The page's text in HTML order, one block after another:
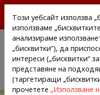
Този уебсайт използва
използваме
анализираме
„бисквитки”), да
интереси („бисквитки“
представяне на
(таргетиращи
прочетете „Използване